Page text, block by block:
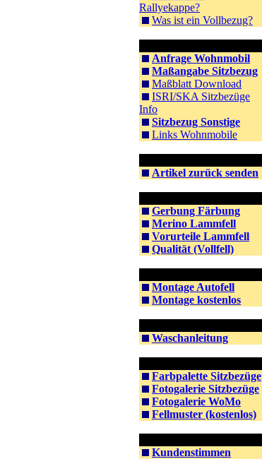
Rallyekappe?
Was ist ein Vollbezug?
Anfrage Wohnmobil
Maßangabe Sitzbezug
Maßblatt Download
ISRI/SKA Sitzbezüge
Info
Sitzbezug Sonstige
Links Wohnmobile
Artikel zurück senden
Gerbung Färbung
Merino Lammfell
Vorurteile Lammfell
Qualität (Vollfell)
Montage Autofell
Montage kostenlos
Waschanleitung
Farbpalette Sitzbezüge
Fotogalerie Sitzbezüge
Fotogalerie WoMo
Fellmuster (kostenlos)
Kundenstimmen